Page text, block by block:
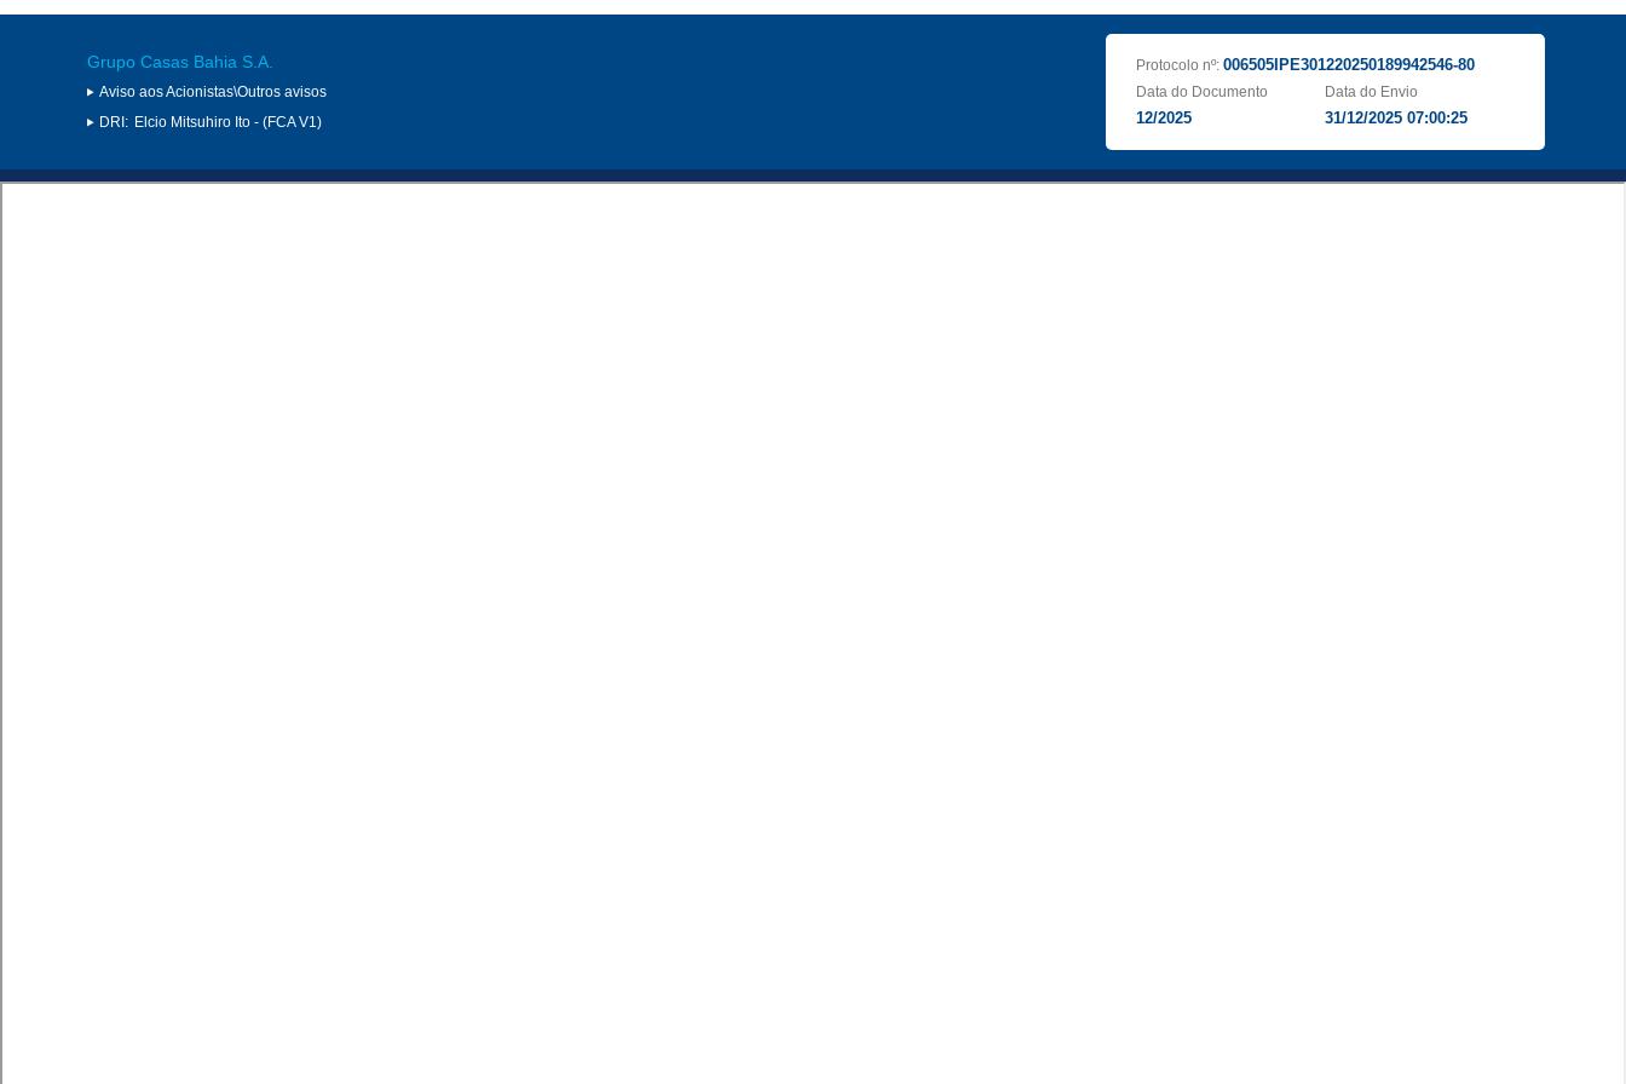
Grupo Casas Bahia S.A.
Aviso aos Acionistas\Outros avisos
DRI: Elcio Mitsuhiro Ito - (FCA V1)
Protocolo nº: 006505IPE301220250189942546-80
Data do Documento
12/2025
Data do Envio
31/12/2025 07:00:25